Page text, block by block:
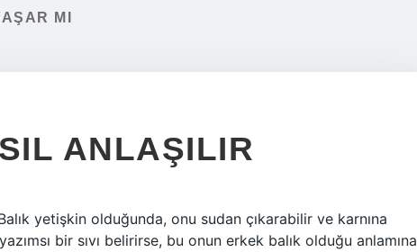
MI
ANLAŞILIR
yetişkin olduğunda, onu sudan çıkarabilir ve karnına
bir sıvı belirirse, bu onun erkek balık olduğu anlamına